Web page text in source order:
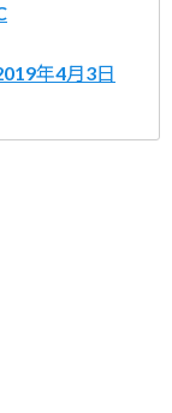
年4月3日